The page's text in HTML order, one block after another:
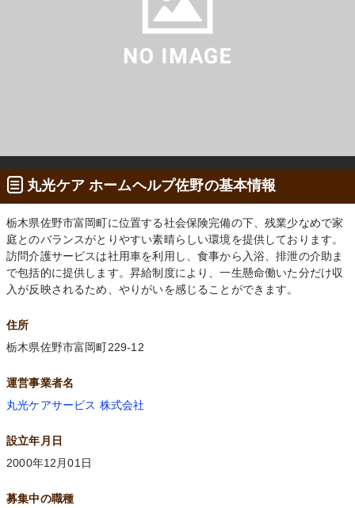
丸光ケア ホームヘルプ佐野の基本情報
栃木県佐野市富岡町に位置する社会保険完備の下、残業少なめで家
庭とのバランスがとりやすい素晴らしい環境を提供しております。
訪問介護サービスは社用車を利用し、食事から入浴、排泄の介助ま
で包括的に提供します。昇給制度により、一生懸命働いた分だけ収
入が反映されるため、やりがいを感じることができます。
住所
栃木県佐野市富岡町229-12
運営事業者名
丸光ケアサービス 株式会社
設立年月日
2000年12月01日
募集中の職種